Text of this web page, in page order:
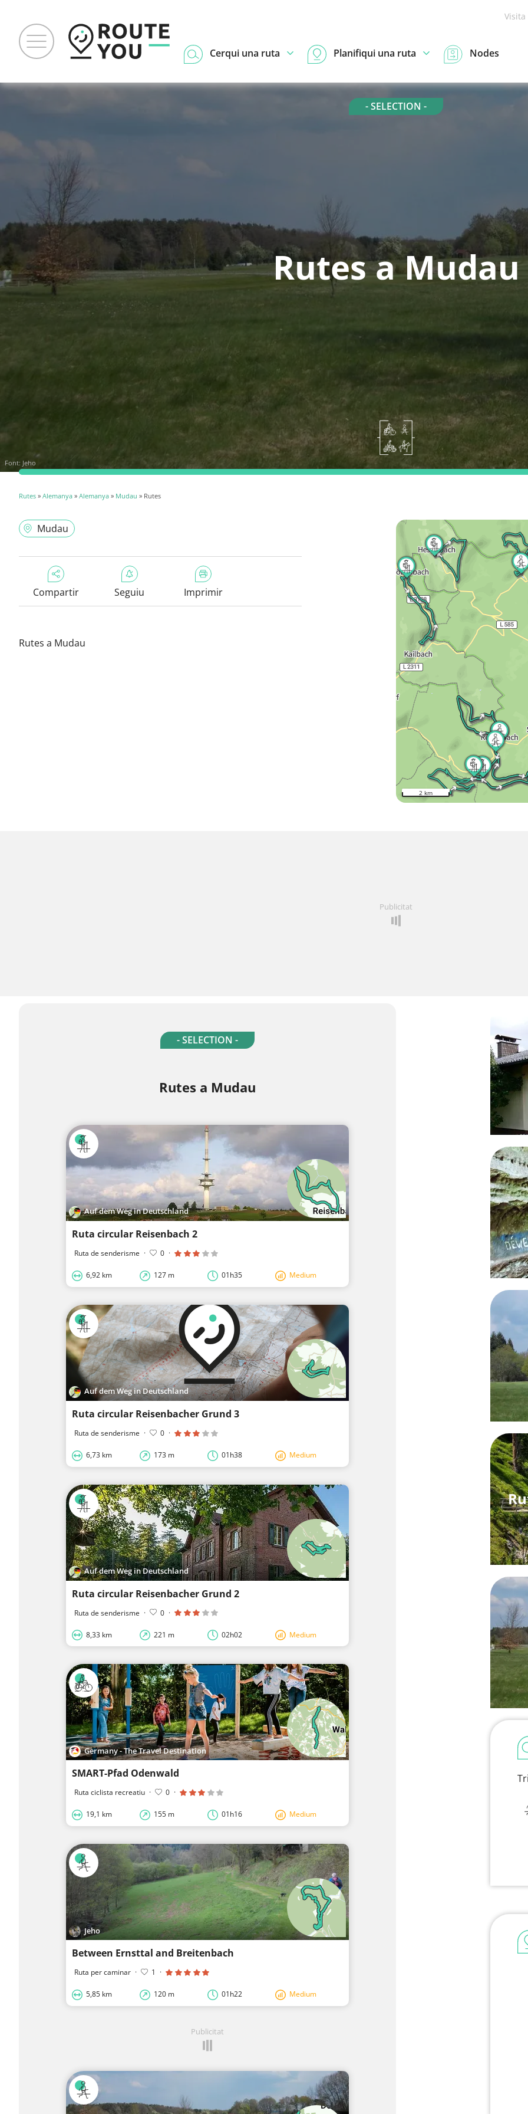
Cerqui una ruta Planifiqui una ruta Nodes
- SELECTION -
Rutes a Mudau
Font: Jeho
Rutes » Alemanya » Alemanya » Mudau » Rutes
Mudau
Compartir Seguiu Imprimir
Rutes a Mudau
2 km
Publicitat
- SELECTION -
Rutes a Mudau
Auf dem Weg in Deutschland
Ruta circular Reisenbach 2
Ruta de senderisme · 0 ·
6,92 km 127 m 01h35 Medium
Auf dem Weg in Deutschland
Ruta circular Reisenbacher Grund 3
Ruta de senderisme · 0 ·
6,73 km 173 m 01h38 Medium
Auf dem Weg in Deutschland
Ruta circular Reisenbacher Grund 2
Ruta de senderisme · 0 ·
8,33 km 221 m 02h02 Medium
Germany - The Travel Destination
SMART-Pfad Odenwald
Ruta ciclista recreatiu · 0 ·
19,1 km 155 m 01h16 Medium
Jeho
Between Ernsttal and Breitenbach
Ruta per caminar · 1 ·
5,85 km 120 m 01h22 Medium
Publicitat